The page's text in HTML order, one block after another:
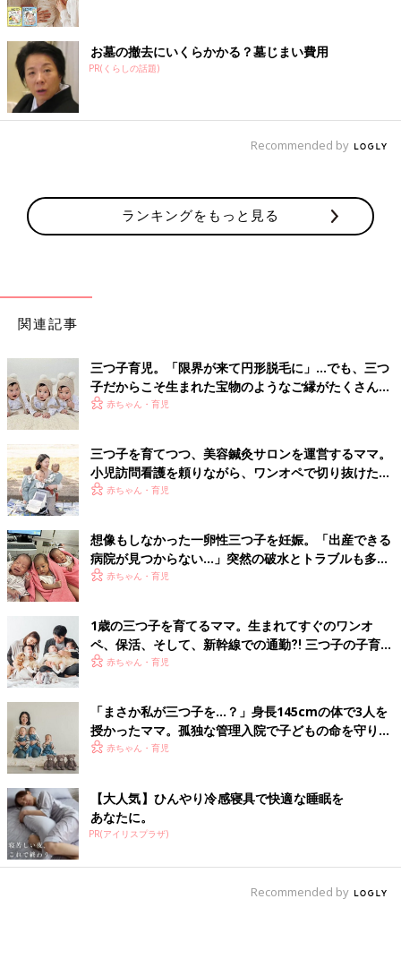
お墓の撤去にいくらかかる？墓じまい費用
PR(くらしの話題)
Recommended by
ランキングをもっと見る
関連記事
三つ子育児。「限界が来て円形脱毛に」…でも、三つ
子だからこそ生まれた宝物のようなご縁がたくさん！
【体験談】
赤ちゃん・育児
三つ子を育てつつ、美容鍼灸サロンを運営するママ。
小児訪問看護を頼りながら、ワンオペで切り抜けた赤
ちゃん育児！【多胎インタビュー・後編】
赤ちゃん・育児
想像もしなかった一卵性三つ子を妊娠。「出産できる
病院が見つからない…」突然の破水とトラブルも多数
経験！【体験談】
赤ちゃん・育児
1歳の三つ子を育てるママ。生まれてすぐのワンオ
ペ、保活、そして、新幹線での通勤⁈ 三つ子の子育て
のリアル【多胎育児体験談】
赤ちゃん・育児
「まさか私が三つ子を…？」身長145cmの体で3人を
授かったママ。孤独な管理入院で子どもの命を守り抜
いた！【多胎インタビュー・前編】
赤ちゃん・育児
【大人気】ひんやり冷感寝具で快適な睡眠を
あなたに。
PR(アイリスプラザ)
Recommended by